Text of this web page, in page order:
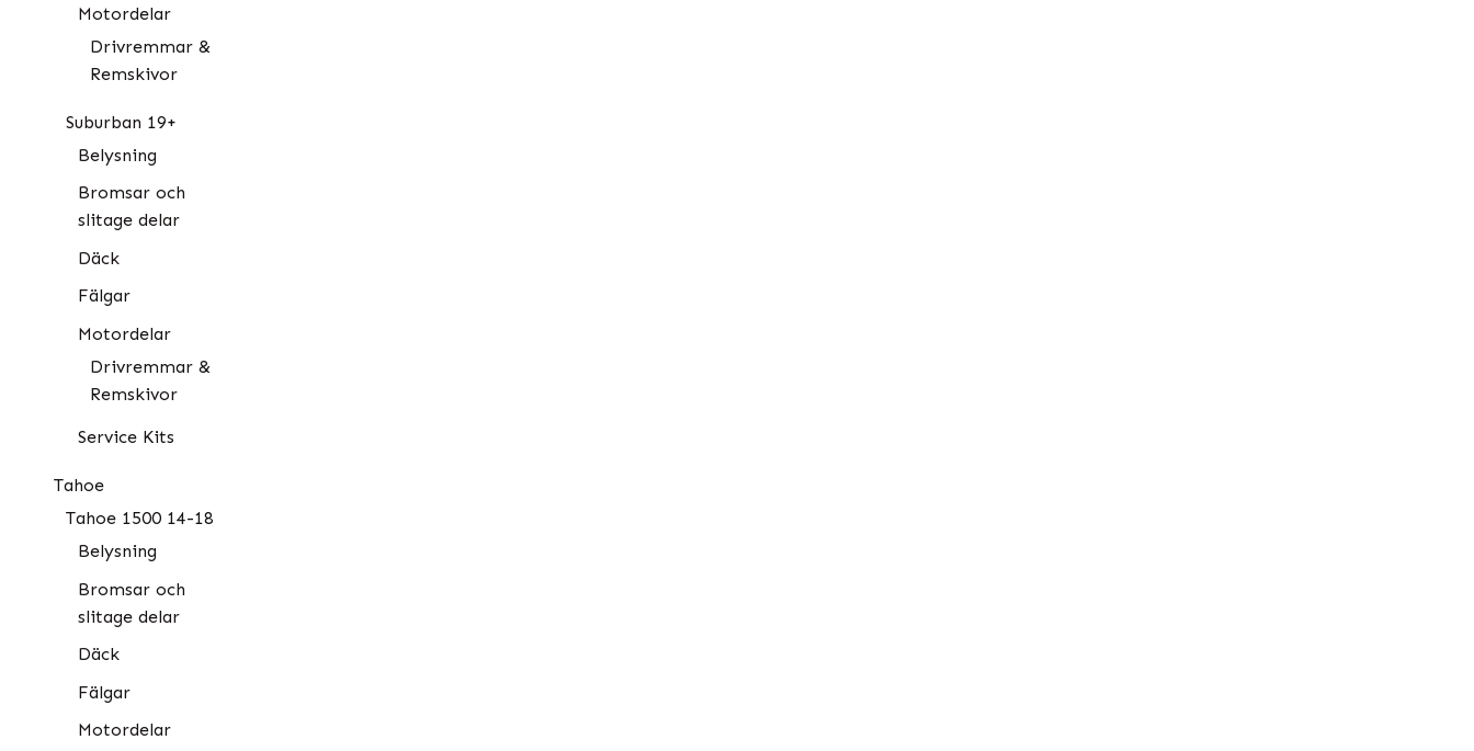
Motordelar
Drivremmar &
Remskivor
Suburban 19+
Belysning
Bromsar och
slitage delar
Däck
Fälgar
Motordelar
Drivremmar &
Remskivor
Service Kits
Tahoe
Tahoe 1500 14-18
Belysning
Bromsar och
slitage delar
Däck
Fälgar
Motordelar